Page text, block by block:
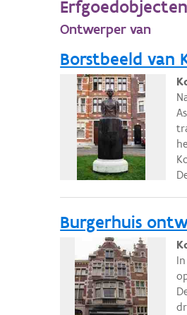
Erfgoedobjecten
Ontwerper van
Borstbeeld van
Burgerhuis